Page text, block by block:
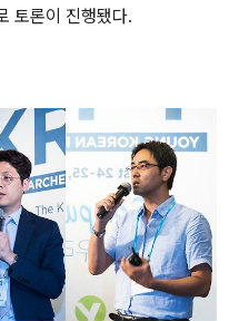
토론이 진행됐다.